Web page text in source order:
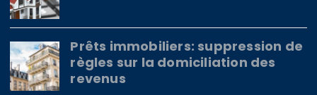
Prêts immobiliers: suppression de
règles sur la domiciliation des
revenus